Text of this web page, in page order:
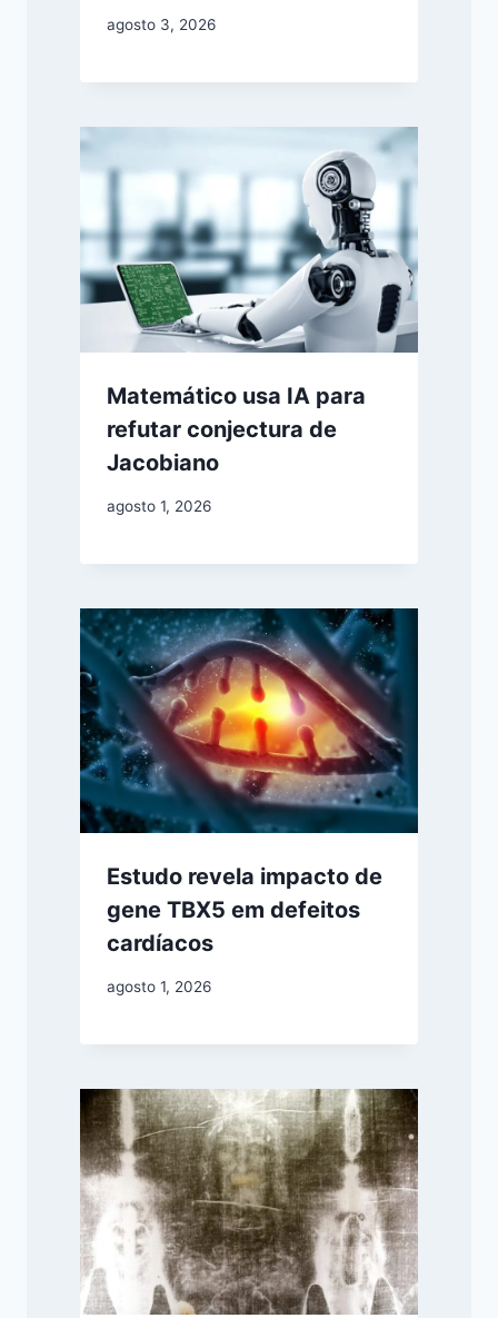
agosto 3, 2026
Matemático usa IA para
refutar conjectura de
Jacobiano
agosto 1, 2026
Estudo revela impacto de
gene TBX5 em defeitos
cardíacos
agosto 1, 2026